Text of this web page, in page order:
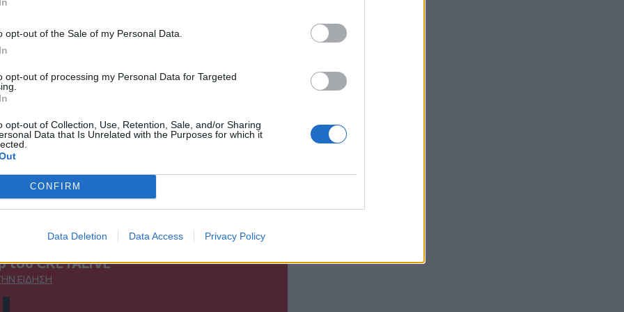
opt-out of the Sale of my Personal Data.
opt-out of processing my Personal Data for Targeted
opt-out of Collection, Use, Retention, Sale, and/or Sharing
Data that Is Unrelated with the Purposes for which it
CONFIRM
Data Deletion Data Access Privacy Policy
μας στο
TAGS
Αστυνομία Αστυνομικοί Αντίδραση
του CRETALIVE
ΕΊΔΗΣΗ
κιλό κάνναβης